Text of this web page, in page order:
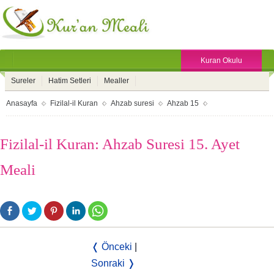
Kuran Okulu
Sureler Hatim Setleri Mealler
Anasayfa Fizilal-il Kuran Ahzab suresi Ahzab 15
Fizilal-il Kuran: Ahzab Suresi 15. Ayet
Meali
❬ Önceki
Sonraki ❭